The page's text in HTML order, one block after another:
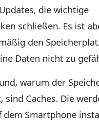
die wichtige
schließen. Es ist
den
Daten nicht zu
warum der
sind Caches. Die
dem Smartphone